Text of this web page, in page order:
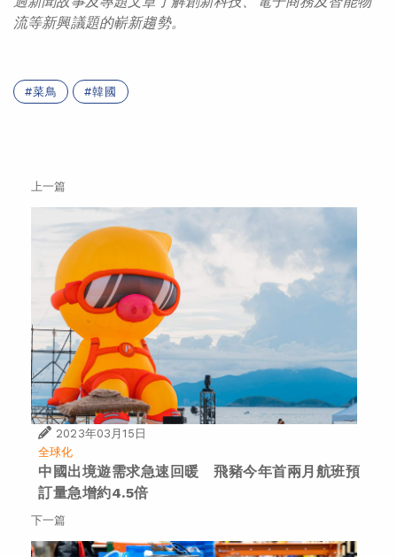
流等新興議題的嶄新趨勢。
菜鳥 韓國
上一篇
2023年03月15日
全球化
中國出境遊需求急速回暖 飛豬今年首兩月航班預
訂量急增約4.5倍
下一篇